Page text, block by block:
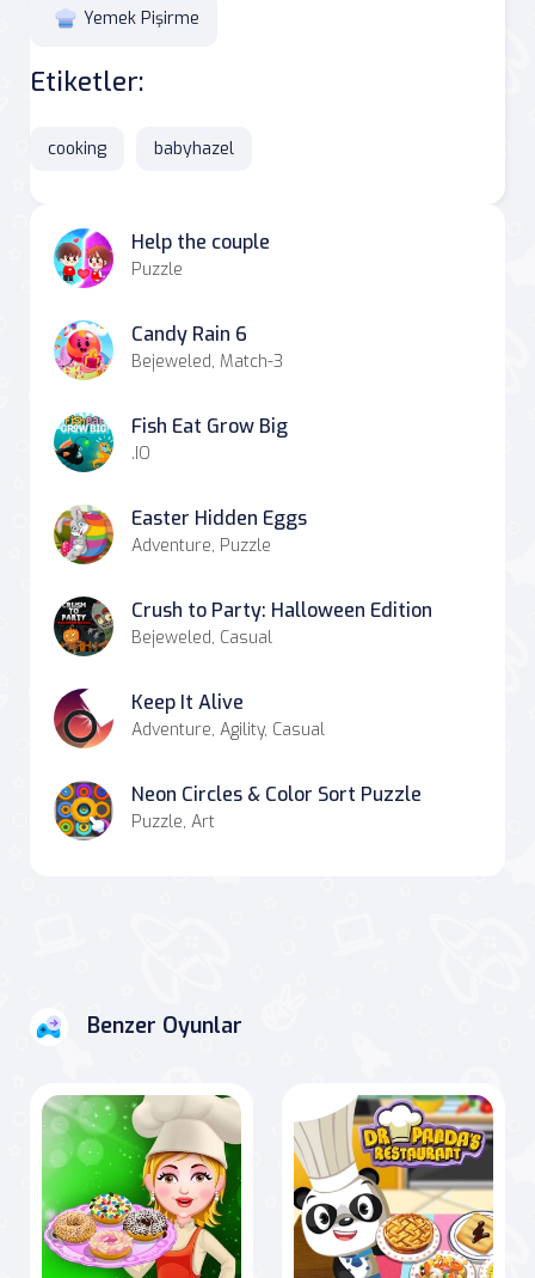
Yemek Pişirme
Etiketler:
cooking babyhazel
Help the couple
Puzzle
Candy Rain 6
Bejeweled, Match-3
Fish Eat Grow Big
.IO
Easter Hidden Eggs
Adventure, Puzzle
Crush to Party: Halloween Edition
Bejeweled, Casual
Keep It Alive
Adventure, Agility, Casual
Neon Circles & Color Sort Puzzle
Puzzle, Art
Benzer Oyunlar